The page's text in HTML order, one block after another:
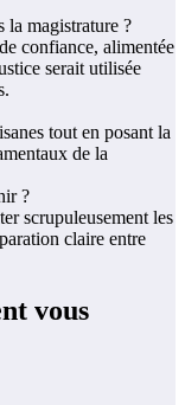
la magistrature ?
confiance, alimentée
serait utilisée
tout en posant la
de la
?
scrupuleusement les
claire entre
vous